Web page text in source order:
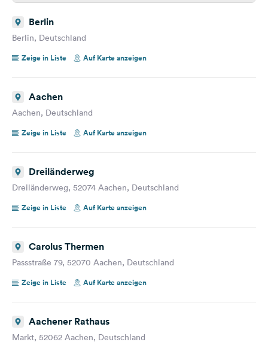
Berlin
Berlin, Deutschland
Zeige in Liste
Auf Karte anzeigen
Aachen
Aachen, Deutschland
Zeige in Liste
Auf Karte anzeigen
Dreiländerweg
Dreiländerweg, 52074 Aachen, Deutschland
Zeige in Liste
Auf Karte anzeigen
Carolus Thermen
Passstraße 79, 52070 Aachen, Deutschland
Zeige in Liste
Auf Karte anzeigen
Aachener Rathaus
Markt, 52062 Aachen, Deutschland